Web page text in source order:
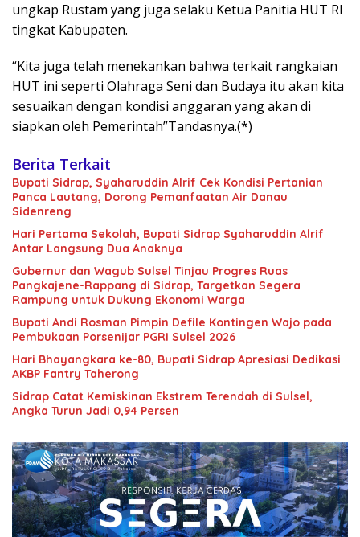
ungkap Rustam yang juga selaku Ketua Panitia HUT RI
tingkat Kabupaten.
“Kita juga telah menekankan bahwa terkait rangkaian
HUT ini seperti Olahraga Seni dan Budaya itu akan kita
sesuaikan dengan kondisi anggaran yang akan di
siapkan oleh Pemerintah”Tandasnya.(*)
Berita Terkait
Bupati Sidrap, Syaharuddin Alrif Cek Kondisi Pertanian
Panca Lautang, Dorong Pemanfaatan Air Danau
Sidenreng
Hari Pertama Sekolah, Bupati Sidrap Syaharuddin Alrif
Antar Langsung Dua Anaknya
Gubernur dan Wagub Sulsel Tinjau Progres Ruas
Pangkajene-Rappang di Sidrap, Targetkan Segera
Rampung untuk Dukung Ekonomi Warga
Bupati Andi Rosman Pimpin Defile Kontingen Wajo pada
Pembukaan Porsenijar PGRI Sulsel 2026
Hari Bhayangkara ke-80, Bupati Sidrap Apresiasi Dedikasi
AKBP Fantry Taherong
Sidrap Catat Kemiskinan Ekstrem Terendah di Sulsel,
Angka Turun Jadi 0,94 Persen